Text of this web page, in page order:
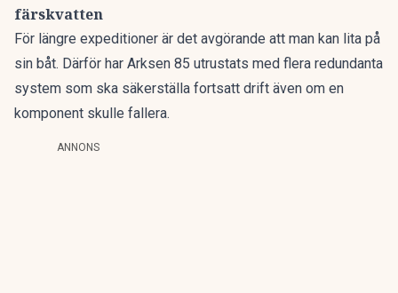
färskvatten
För längre expeditioner är det avgörande att man kan lita på
sin båt. Därför har Arksen 85 utrustats med flera redundanta
system som ska säkerställa fortsatt drift även om en
komponent skulle fallera.
ANNONS